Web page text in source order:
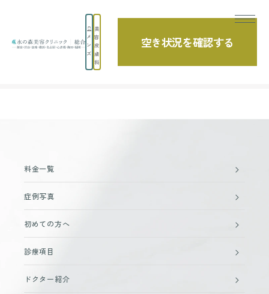
メ
ン
ズ
美
容
皮
膚
科
空き状況を確認する
料金一覧
症例写真
初めての方へ
診療項目
ドクター紹介